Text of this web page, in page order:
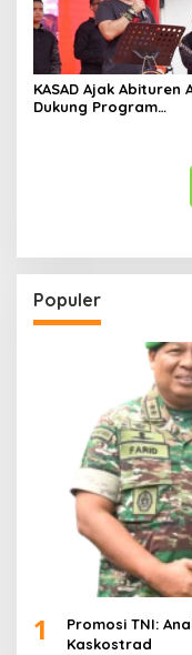
KASAD Ajak Abituren
Dukung Program
Populer
1
Promosi TNI:
Kaskostrad